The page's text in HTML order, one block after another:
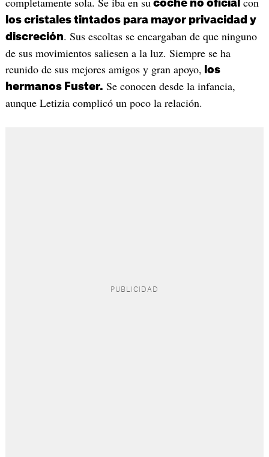
coche no oficial
los cristales tintados para mayor privacidad y
discreción. Sus escoltas se encargaban de que ninguno
de sus movimientos saliesen a la luz. Siempre se ha
reunido de sus mejores amigos y gran apoyo, los
hermanos Fuster. Se conocen desde la infancia,
aunque Letizia complicó un poco la relación.